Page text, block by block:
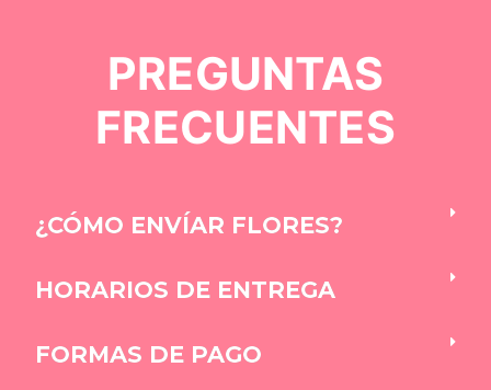
PREGUNTAS
FRECUENTES
¿CÓMO ENVÍAR FLORES?
HORARIOS DE ENTREGA
FORMAS DE PAGO